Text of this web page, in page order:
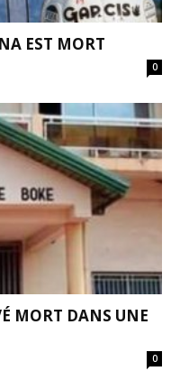
EST MORT
0
MORT DANS UNE
0